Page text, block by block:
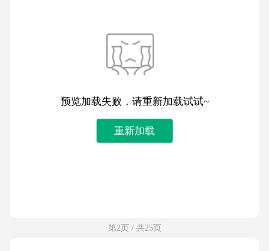
预览加载失败，请重新加载试试~
重新加载
第2页 / 共25页